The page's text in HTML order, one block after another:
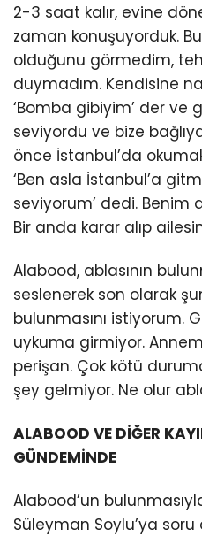
2-3 saat kalır, evine
zaman konuşuyorduk.
olduğunu görmedim,
duymadım. Kendisine
‘Bomba gibiyim’ der ve
seviyordu ve bize
önce İstanbul’da
‘Ben asla İstanbul’a
seviyorum’ dedi. Benim
Bir anda karar alıp
Alabood, ablasının
seslenerek son olarak
bulunmasını istiyorum.
uykuma girmiyor.
perişan. Çok kötü
şey gelmiyor. Ne olur
ALABOOD VE DİĞER
GÜNDEMİNDE
Alabood’un
Süleyman Soylu’ya soru